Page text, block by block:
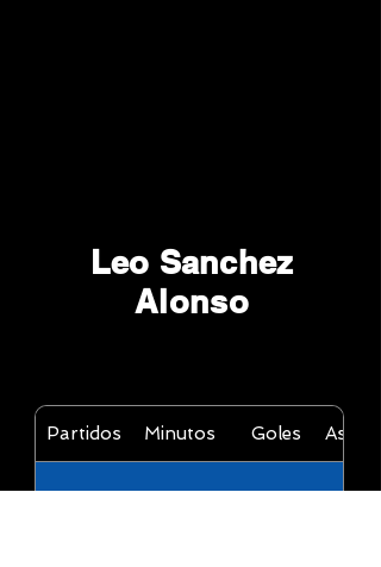
Leo Sanchez
Alonso
Partidos Minutos Goles